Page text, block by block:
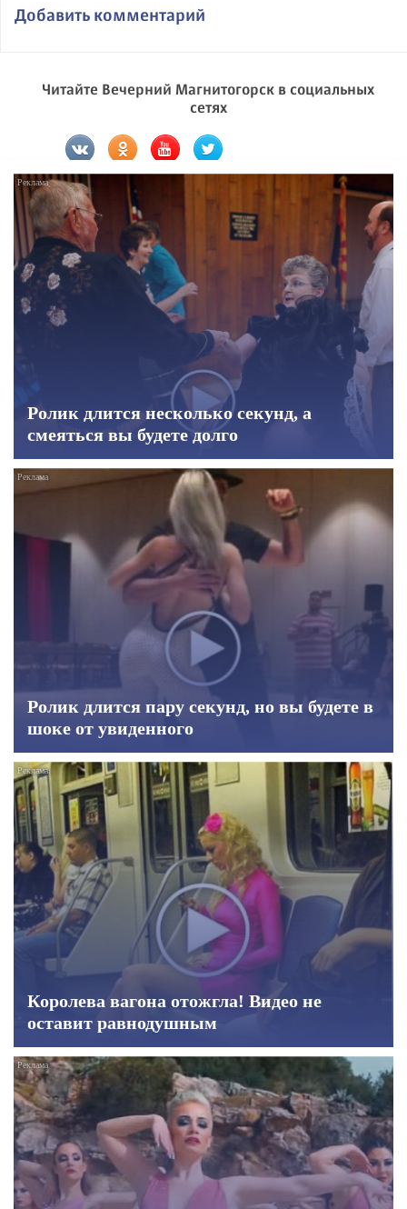
Добавить комментарий
Читайте Вечерний Магнитогорск в социальных
сетях
Ролик длится несколько секунд, а
смеяться вы будете долго
Ролик длится пару секунд, но вы будете в
шоке от увиденного
Королева вагона отожгла! Видео не
оставит равнодушным